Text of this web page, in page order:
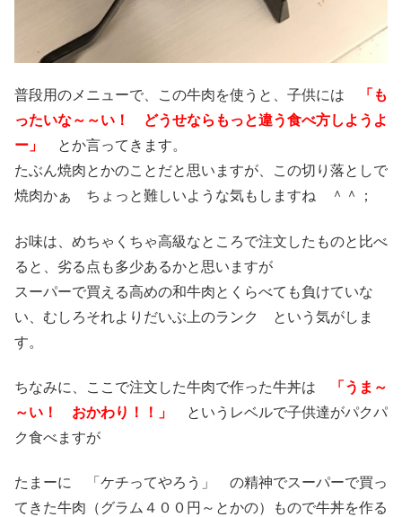
普段用のメニューで、この牛肉を使うと、子供には
「も
ったいな～～い！ どうせならもっと違う食べ方しようよ
ー」
とか言ってきます。
たぶん焼肉とかのことだと思いますが、この切り落としで
焼肉かぁ ちょっと難しいような気もしますね ＾＾；
お味は、めちゃくちゃ高級なところで注文したものと比べ
ると、劣る点も多少あるかと思いますが
スーパーで買える高めの和牛肉とくらべても負けていな
い、むしろそれよりだいぶ上のランク という気がしま
す。
ちなみに、ここで注文した牛肉で作った牛丼は
「うま～
～い！ おかわり！！」
というレベルで子供達がパクパ
ク食べますが
たまーに 「ケチってやろう」 の精神でスーパーで買っ
てきた牛肉（グラム４００円～とかの）もので牛丼を作る